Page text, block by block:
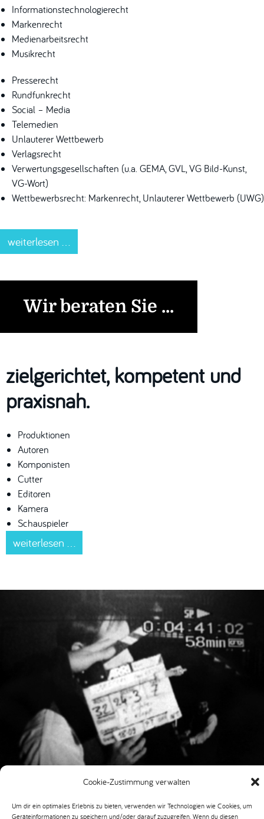
Cookie-Zustimmung verwalten
Um dir ein optimales Erlebnis zu bieten, verwenden wir Technologien wie Cookies, um
Geräteinformationen zu speichern und/oder darauf zuzugreifen. Wenn du diesen
Informationstechnologierecht
Markenrecht
Medienarbeitsrecht
Musikrecht
Presserecht
Rundfunkrecht
Social – Media
Telemedien
Unlauterer Wettbewerb
Verlagsrecht
Verwertungsgesellschaften (u.a. GEMA, GVL, VG Bild-Kunst,
VG-Wort)
Wettbewerbsrecht: Markenrecht, Unlauterer Wettbewerb (UWG)
weiterlesen ...
Wir beraten Sie ...
zielgerichtet, kompetent und
praxisnah.
Produktionen
Autoren
Komponisten
Cutter
Editoren
Kamera
Schauspieler
weiterlesen ...